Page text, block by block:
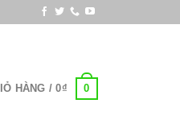
HÀNG /0₫ 0